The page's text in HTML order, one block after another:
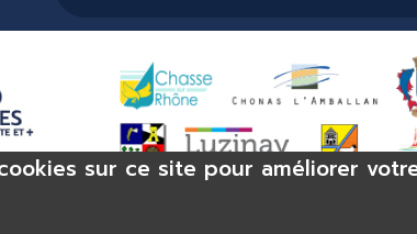
Chasse-sur-Rhône, bibliothèque Chonas-
sur ce site pour améliorer